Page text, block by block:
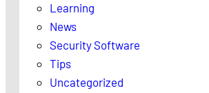
Learning
News
Security Software
Tips
Uncategorized